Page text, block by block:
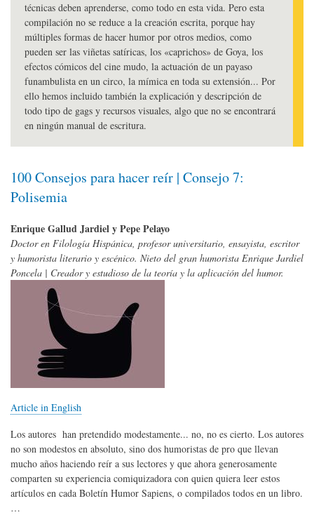
técnicas deben aprenderse, como todo en esta vida. Pero esta
compilación no se reduce a la creación escrita, porque hay
múltiples formas de hacer humor por otros medios, como
pueden ser las viñetas satíricas, los «caprichos» de Goya, los
efectos cómicos del cine mudo, la actuación de un payaso
funambulista en un circo, la mímica en toda su extensión... Por
ello hemos incluido también la explicación y descripción de
todo tipo de gags y recursos visuales, algo que no se encontrará
en ningún manual de escritura.
100 Consejos para hacer reír | Consejo 7:
Polisemia
Enrique Gallud Jardiel y Pepe Pelayo
Doctor en Filología Hispánica, profesor universitario, ensayista, escritor
y humorista literario y escénico. Nieto del gran humorista Enrique Jardiel
Poncela | Creador y estudioso de la teoría y la aplicación del humor.
Article in English
Los autores han pretendido modestamente... no, no es cierto. Los autores
no son modestos en absoluto, sino dos humoristas de pro que llevan
mucho años haciendo reír a sus lectores y que ahora generosamente
comparten su experiencia comiquizadora con quien quiera leer estos
artículos en cada Boletín Humor Sapiens, o compilados todos en un libro.
…